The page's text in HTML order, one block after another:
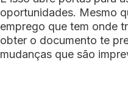
oportunidades. Mesmo
emprego que tem onde
obter o documento te
mudanças que são